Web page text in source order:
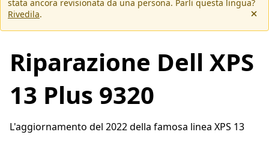
stata ancora revisionata da una persona. Parli questa lingua?
Rivedila.
Riparazione Dell XPS
13 Plus 9320
L'aggiornamento del 2022 della famosa linea XPS 13